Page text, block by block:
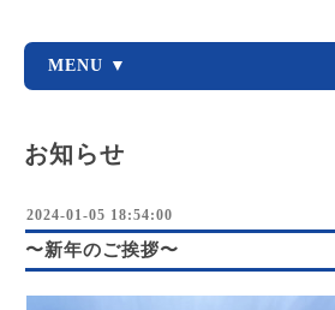
MENU ▼
お知らせ
2024-01-05 18:54:00
〜新年のご挨拶〜